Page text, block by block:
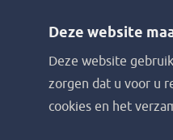
Deze website
Deze website
zorgen dat u voor u
cookies en het